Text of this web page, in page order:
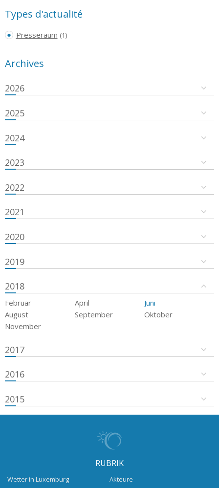
Types d'actualité
Presseraum (1)
Archives
2026
2025
2024
2023
2022
2021
2020
2019
2018
Februar April
Juni
August
September
Oktober
November
2017
2016
2015
RUBRIK
Wetter in Luxemburg
Akteure